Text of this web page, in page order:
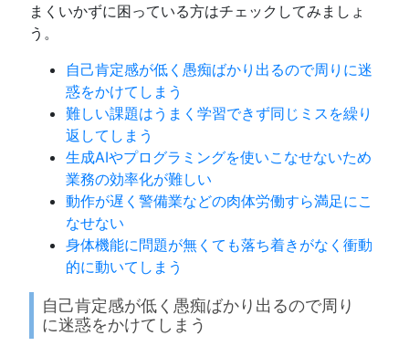
まくいかずに困っている方はチェックしてみましょ
う。
自己肯定感が低く愚痴ばかり出るので周りに迷
惑をかけてしまう
難しい課題はうまく学習できず同じミスを繰り
返してしまう
生成AIやプログラミングを使いこなせないため
業務の効率化が難しい
動作が遅く警備業などの肉体労働すら満足にこ
なせない
身体機能に問題が無くても落ち着きがなく衝動
的に動いてしまう
自己肯定感が低く愚痴ばかり出るので周り
に迷惑をかけてしまう